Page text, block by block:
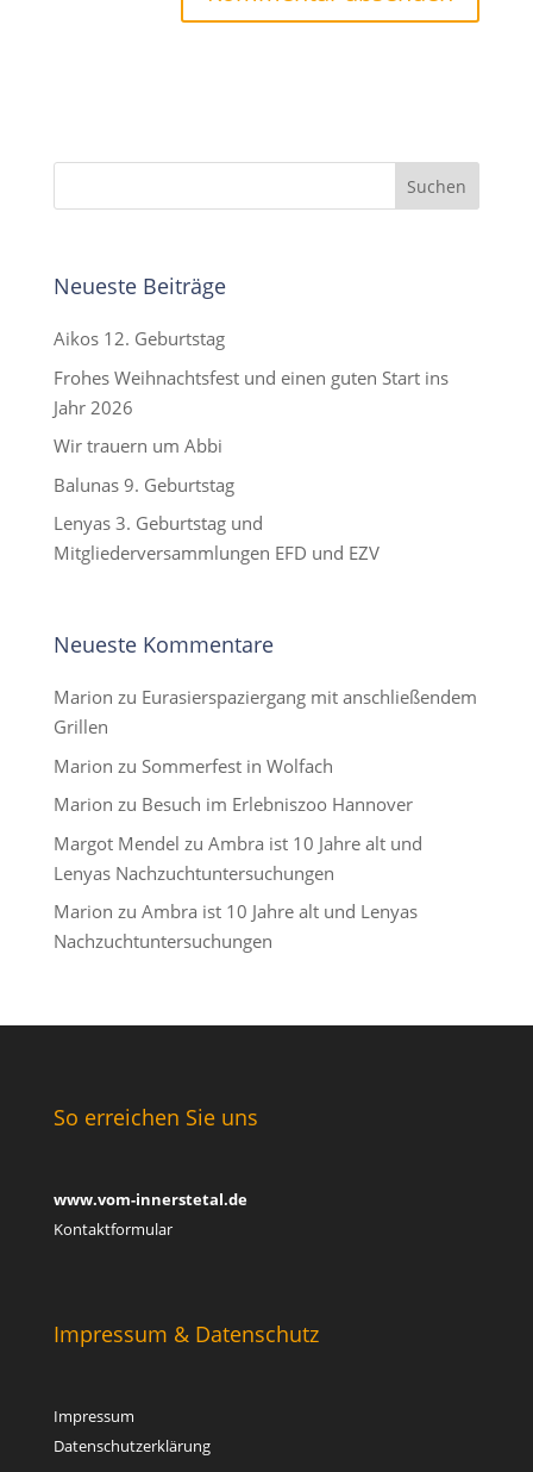
Neueste Beiträge
Aikos 12. Geburtstag
Frohes Weihnachtsfest und einen guten Start ins
Jahr 2026
Wir trauern um Abbi
Balunas 9. Geburtstag
Lenyas 3. Geburtstag und
Mitgliederversammlungen EFD und EZV
Neueste Kommentare
Marion zu Eurasierspaziergang mit anschließendem
Grillen
Marion zu Sommerfest in Wolfach
Marion zu Besuch im Erlebniszoo Hannover
Margot Mendel zu Ambra ist 10 Jahre alt und
Lenyas Nachzuchtuntersuchungen
Marion zu Ambra ist 10 Jahre alt und Lenyas
Nachzuchtuntersuchungen
So erreichen Sie uns
www.vom-innerstetal.de
Kontaktformular
Impressum & Datenschutz
Impressum
Datenschutzerklärung